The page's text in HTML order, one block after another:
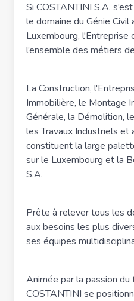
Si COSTANTINI S.A.
le domaine du Génie Civil
Luxembourg, l'Entreprise
l’ensemble des métiers
La Construction,
Immobilière, le Montage
Générale, la Démolition,
les Travaux Industriels et
constituent la large
sur le Luxembourg et la
S.A.
Prête à relever tous les
aux besoins les plus
ses équipes
Animée par la passion du
COSTANTINI se